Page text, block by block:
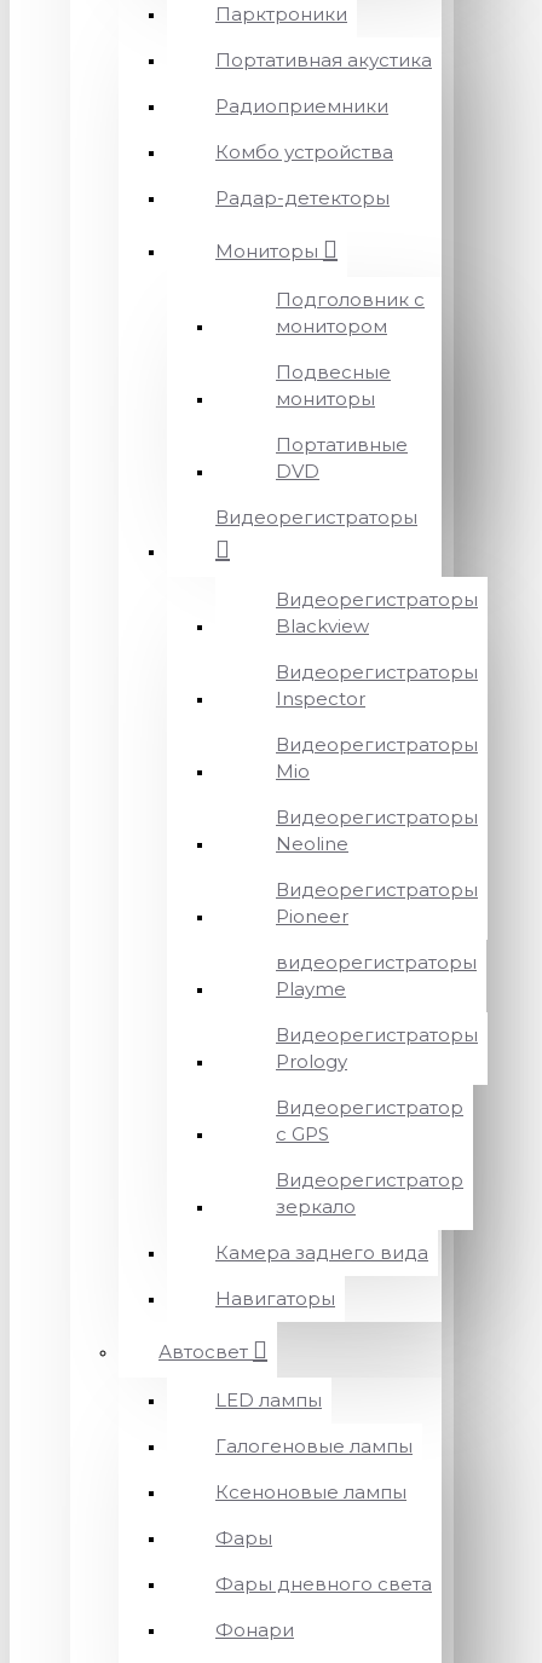
Парктроники
Портативная акустика
Радиоприемники
Комбо устройства
Радар-детекторы
Мониторы
Подголовник с
монитором
Подвесные
мониторы
Портативные
DVD
Видеорегистраторы
Видеорегистраторы
Blackview
Видеорегистраторы
Inspector
Видеорегистраторы
Mio
Видеорегистраторы
Neoline
Видеорегистраторы
Pioneer
видеорегистраторы
Playme
Видеорегистраторы
Prology
Видеорегистратор
с GPS
Видеорегистратор
зеркало
Камера заднего вида
Навигаторы
Автосвет
LED лампы
Галогеновые лампы
Ксеноновые лампы
Фары
Фары дневного света
Фонари